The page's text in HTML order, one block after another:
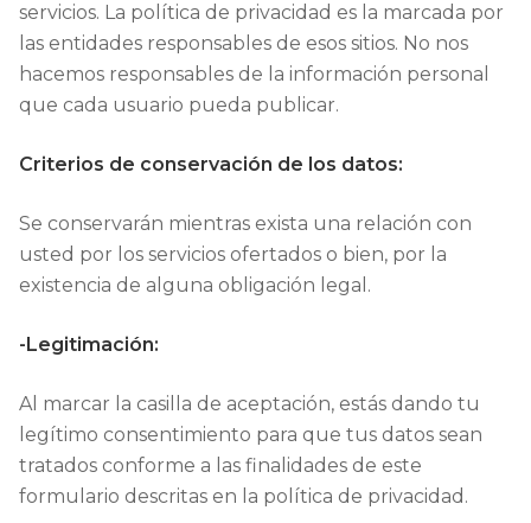
servicios. La política de privacidad es la marcada por
las entidades responsables de esos sitios. No nos
hacemos responsables de la información personal
que cada usuario pueda publicar.
Criterios de conservación de los datos:
Se conservarán mientras exista una relación con
usted por los servicios ofertados o bien, por la
existencia de alguna obligación legal.
-Legitimación:
Al marcar la casilla de aceptación, estás dando tu
legítimo consentimiento para que tus datos sean
tratados conforme a las finalidades de este
formulario descritas en la política de privacidad.